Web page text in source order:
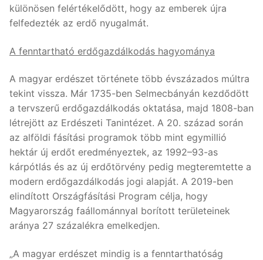
különösen felértékelődött, hogy az emberek újra
felfedezték az erdő nyugalmát.
A fenntartható erdőgazdálkodás hagyománya
A magyar erdészet története több évszázados múltra
tekint vissza. Már 1735-ben Selmecbányán kezdődött
a tervszerű erdőgazdálkodás oktatása, majd 1808-ban
létrejött az Erdészeti Tanintézet. A 20. század során
az alföldi fásítási programok több mint egymillió
hektár új erdőt eredményeztek, az 1992–93-as
kárpótlás és az új erdőtörvény pedig megteremtette a
modern erdőgazdálkodás jogi alapját. A 2019-ben
elindított Országfásítási Program célja, hogy
Magyarország faállománnyal borított területeinek
aránya 27 százalékra emelkedjen.
„A magyar erdészet mindig is a fenntarthatóság